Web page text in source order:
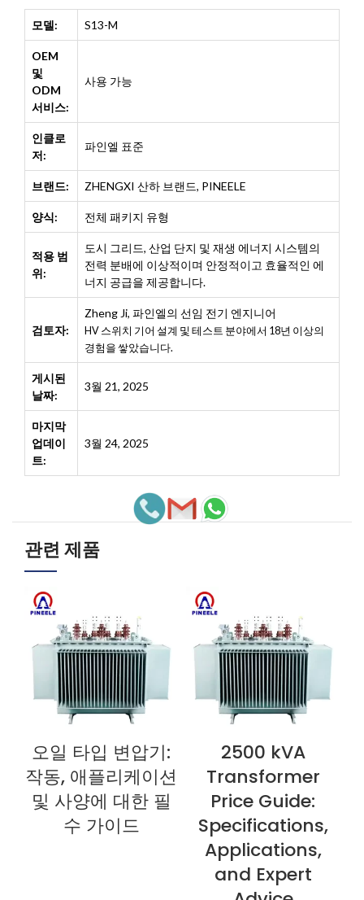
모델: S13-M
OEM
및
ODM
서비스:
사용 가능
인클로
저:
파인엘 표준
브랜드: ZHENGXI 산하 브랜드, PINEELE
양식: 전체 패키지 유형
적용 범
위:
도시 그리드, 산업 단지 및 재생 에너지 시스템의
전력 분배에 이상적이며 안정적이고 효율적인 에
너지 공급을 제공합니다.
검토자:
Zheng Ji, 파인엘의 선임 전기 엔지니어
HV 스위치 기어 설계 및 테스트 분야에서 18년 이상의
경험을 쌓았습니다.
게시된
날짜:
3월 21, 2025
마지막
업데이
트:
3월 24, 2025
관련 제품
지금 보기
오일 타입 변압기:
작동, 애플리케이션
및 사양에 대한 필
수 가이드
지금 보기2500 kVA
Transformer
Price Guide:
Specifications,
Applications,
and Expert